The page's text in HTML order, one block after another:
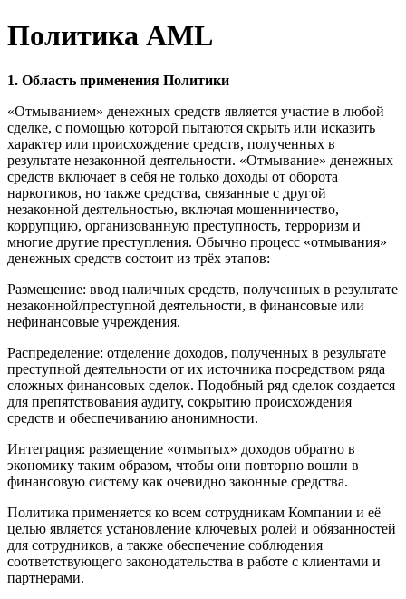
Политика AML
1. Область применения Политики
«Отмыванием» денежных средств является участие в любой
сделке, с помощью которой пытаются скрыть или исказить
характер или происхождение средств, полученных в
результате незаконной деятельности. «Отмывание» денежных
средств включает в себя не только доходы от оборота
наркотиков, но также средства, связанные с другой
незаконной деятельностью, включая мошенничество,
коррупцию, организованную преступность, терроризм и
многие другие преступления. Обычно процесс «отмывания»
денежных средств состоит из трёх этапов:
Размещение: ввод наличных средств, полученных в результате
незаконной/преступной деятельности, в финансовые или
нефинансовые учреждения.
Распределение: отделение доходов, полученных в результате
преступной деятельности от их источника посредством ряда
сложных финансовых сделок. Подобный ряд сделок создается
для препятствования аудиту, сокрытию происхождения
средств и обеспечиванию анонимности.
Интеграция: размещение «отмытых» доходов обратно в
экономику таким образом, чтобы они повторно вошли в
финансовую систему как очевидно законные средства.
Политика применяется ко всем сотрудникам Компании и её
целью является установление ключевых ролей и обязанностей
для сотрудников, а также обеспечение соблюдения
соответствующего законодательства в работе с клиентами и
партнерами.